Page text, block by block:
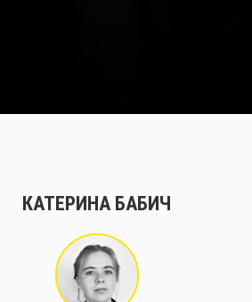
КАТЕРИНА БАБИЧ